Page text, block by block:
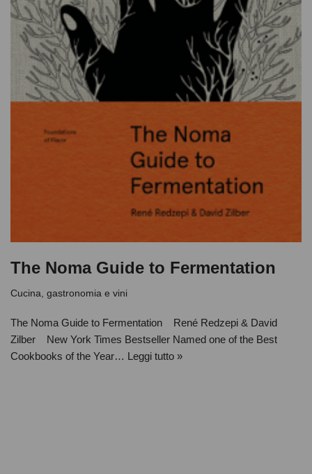
The Noma Guide to Fermentation
Cucina, gastronomia e vini
The Noma Guide to Fermentation René Redzepi & David
Zilber New York Times Bestseller Named one of the Best
Cookbooks of the Year… Leggi tutto »